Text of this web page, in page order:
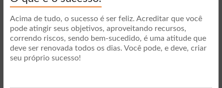
Acima de tudo, o sucesso é ser feliz. Acreditar que você
pode atingir seus objetivos, aproveitando recursos,
correndo riscos, sendo bem-sucedido, é uma atitude que
deve ser renovada todos os dias. Você pode, e deve, criar
seu próprio sucesso!